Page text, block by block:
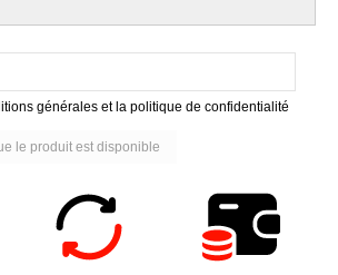
générales et la politique de confidentialité